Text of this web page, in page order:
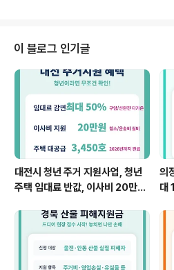
이런 불편함을 인지했는지 2026년부터는 정책
달라졌습니다. 하지만 이런 변화를 모르고 지나
은 우리 딸이 아닌 남의 집 이야기가 되고 말아
마라면 국가가 제공하는 16만 8천 원의 혜택을
아야 합니다. 지금부터 제가 중학생도 이해할 수
핵심 포인트만 짚어드릴게..
이 블로그 인기글
대전시 청년 주거 지원사업, 청년
주택 임대료 반값, 이사비 20만원
의
대